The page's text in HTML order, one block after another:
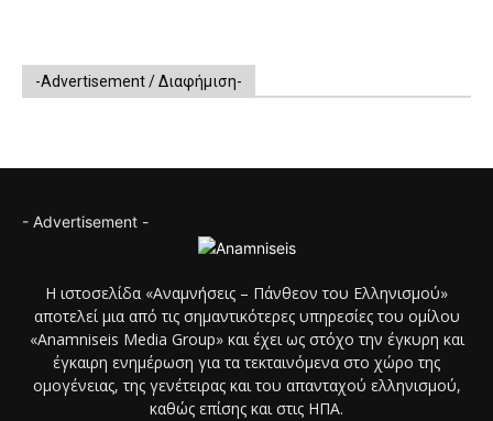
-Advertisement / Διαφήμιση-
- Advertisement -
Η ιστοσελίδα «Αναμνήσεις – Πάνθεον του Ελληνισμού»
αποτελεί μια από τις σημαντικότερες υπηρεσίες του ομίλου
«Anamniseis Media Group» και έχει ως στόχο την έγκυρη και
έγκαιρη ενημέρωση για τα τεκταινόμενα στο χώρο της
ομογένειας, της γενέτειρας και του απανταχού ελληνισμού,
καθώς επίσης και στις ΗΠΑ.